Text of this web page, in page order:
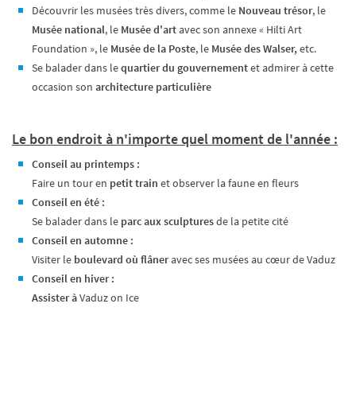
Découvrir les musées très divers, comme le Nouveau trésor, le
Musée national, le Musée d'artavec son annexe « Hilti Art
Foundation », le Musée de la Poste, le Musée des Walser,etc.
Se balader dans lequartier du gouvernementet admirer à cette
occasion son architecture particulière
Le bon endroit à n'importe quel moment de l'année :
Conseil au printemps :
Faire un tour en petit train et observer la faune en fleurs
Conseil en été :
Se balader dans le parc aux sculpturesde la petite cité
Conseil en automne :
Visiter le boulevard où flâneravec ses musées au cœur de Vaduz
Conseil en hiver :
Assister àVaduz on Ice